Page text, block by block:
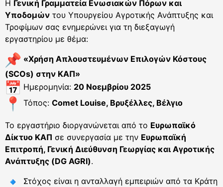
Η Γενική Γραμματεία Ενωσιακών Πόρων και
Υποδομών του Υπουργείου Αγροτικής Ανάπτυξης και
Τροφίμων σας ενημερώνει για τη διεξαγωγή
εργαστηρίου με θέμα:
«Χρήση Απλουστευμένων Επιλογών Κόστους
(SCOs) στην ΚΑΠ»
Ημερομηνία: 20 Νοεμβρίου 2025
Τόπος: Comet Louise, Βρυξέλλες, Βέλγιο
Το εργαστήριο διοργανώνεται από το Ευρωπαϊκό
Δίκτυο ΚΑΠ σε συνεργασία με την Ευρωπαϊκή
Επιτροπή, Γενική Διεύθυνση Γεωργίας και Αγροτικής
Ανάπτυξης (DG AGRI).
Στόχος είναι η ανταλλαγή εμπειριών από τα Κράτη